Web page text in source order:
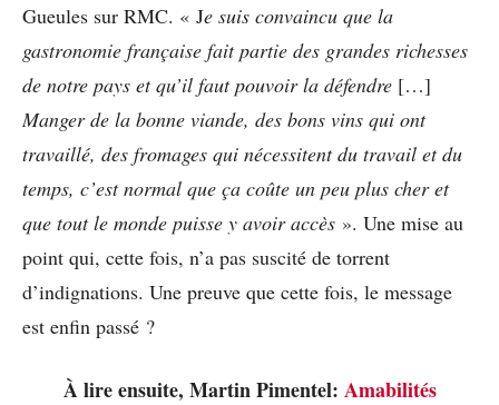
Gueules sur RMC. « Je suis convaincu que la
gastronomie française fait partie des grandes richesses
de notre pays et qu’il faut pouvoir la défendre […]
Manger de la bonne viande, des bons vins qui ont
travaillé, des fromages qui nécessitent du travail et du
temps, c’est normal que ça coûte un peu plus cher et
que tout le monde puisse y avoir accès ». Une mise au
point qui, cette fois, n’a pas suscité de torrent
d’indignations. Une preuve que cette fois, le message
est enfin passé ?
À lire ensuite, Martin Pimentel: Amabilités